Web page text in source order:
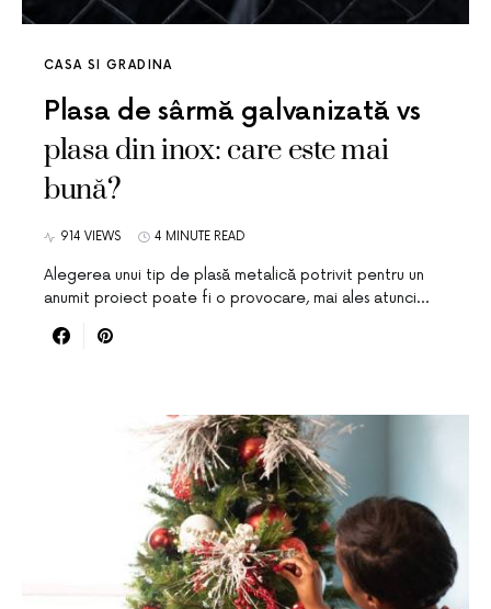
CASA SI GRADINA
Plasa de sârmă galvanizată vs
plasa din inox: care este mai
bună?
914 VIEWS 4 MINUTE READ
Alegerea unui tip de plasă metalică potrivit pentru un
anumit proiect poate fi o provocare, mai ales atunci…